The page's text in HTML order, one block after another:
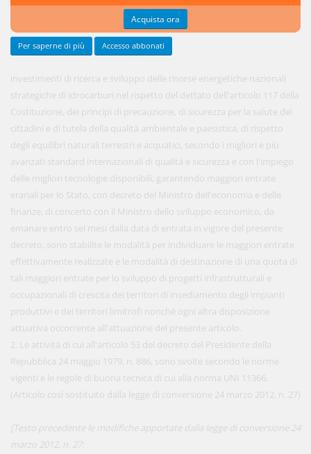
investimenti di ricerca e sviluppo delle risorse energetiche nazionali
strategiche di idrocarburi nel rispetto del dettato dell'articolo 117 della
Costituzione, dei principi di precauzione, di sicurezza per la salute dei
cittadini e di tutela della qualità ambientale e paesistica, di rispetto
degli equilibri naturali terrestri e acquatici, secondo i migliori e più
avanzati standard internazionali di qualità e sicurezza e con l'impiego
delle migliori tecnologie disponibili, garantendo maggiori entrate
erariali per lo Stato, con decreto del Ministro dell'economia e delle
finanze, di concerto con il Ministro dello sviluppo economico, da
emanare entro sei mesi dalla data di entrata in vigore del presente
decreto, sono stabilite le modalità per individuare le maggiori entrate
effettivamente realizzate e le modalità di destinazione di una quota di
tali maggiori entrate per lo sviluppo di progetti infrastrutturali e
occupazionali di crescita dei territori di insediamento degli impianti
produttivi e dei territori limitrofi nonché ogni altra disposizione
attuativa occorrente all'attuazione del presente articolo.
2. Le attività di cui all'articolo 53 del decreto del Presidente della
Repubblica 24 maggio 1979, n. 886, sono svolte secondo le norme
vigenti e le regole di buona tecnica di cui alla norma UNI 11366.
(Articolo così sostituito dalla legge di conversione 24 marzo 2012, n. 27)
[Testo precedente le modifiche apportate dalla legge di conversione 24
marzo 2012, n. 27:
Acquista ora
Per saperne di più Accesso abbonati